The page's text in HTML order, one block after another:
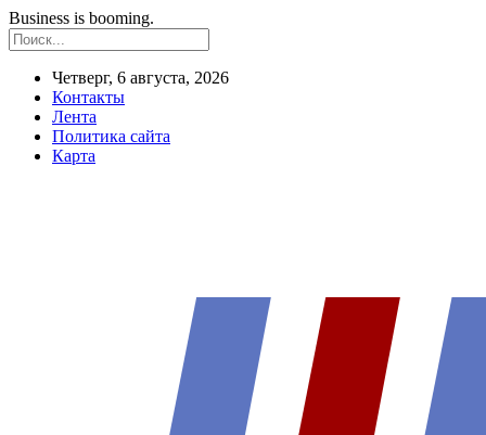
Business is booming.
Четверг, 6 августа, 2026
Контакты
Лента
Политика сайта
Карта